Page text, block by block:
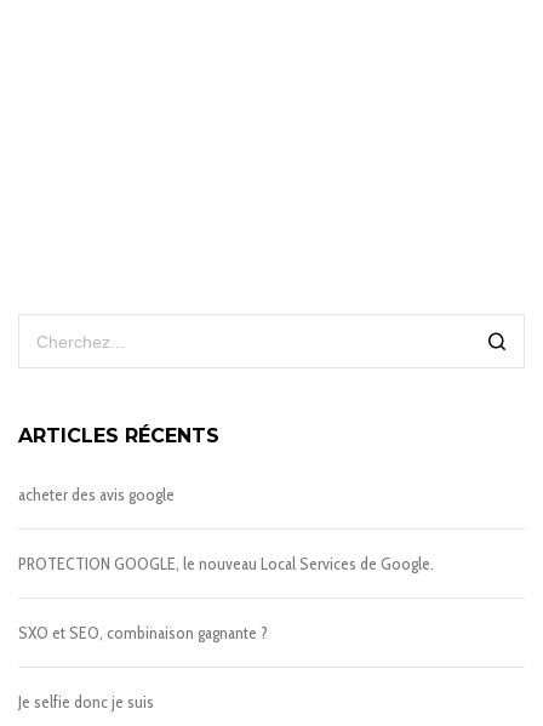
ARTICLES RÉCENTS
acheter des avis google
PROTECTION GOOGLE, le nouveau Local Services de Google.
SXO et SEO, combinaison gagnante ?
Je selfie donc je suis